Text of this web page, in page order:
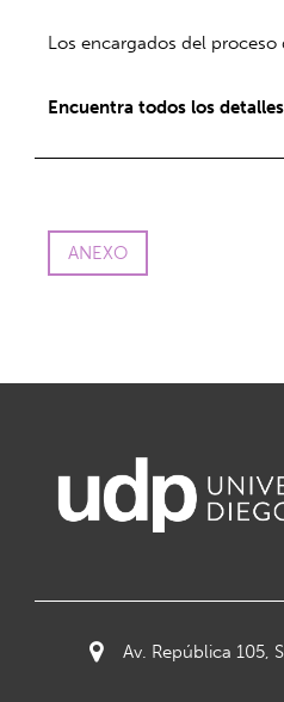
Los encargados del
Encuentra todos los
ANEXO
Av. República 105,